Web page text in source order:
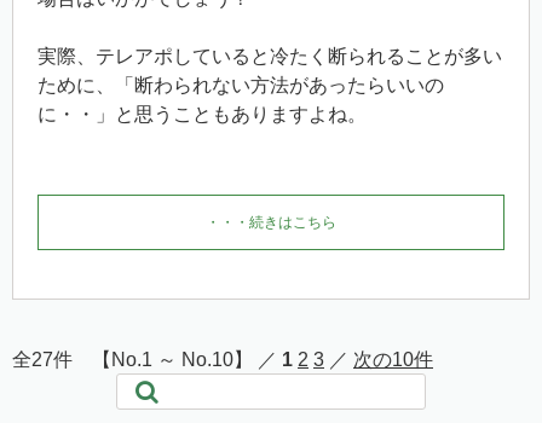
実際、テレアポしていると冷たく断られることが多い
ために、「断わられない方法があったらいいの
に・・」と思うこともありますよね。
・・・続きはこちら
全27件 【No.1 ～ No.10】 ／ 1 2 3 ／ 次の10件